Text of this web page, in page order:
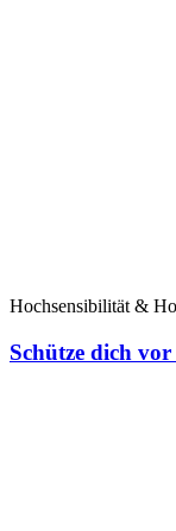
Hochsensibilität &
Schütze dich